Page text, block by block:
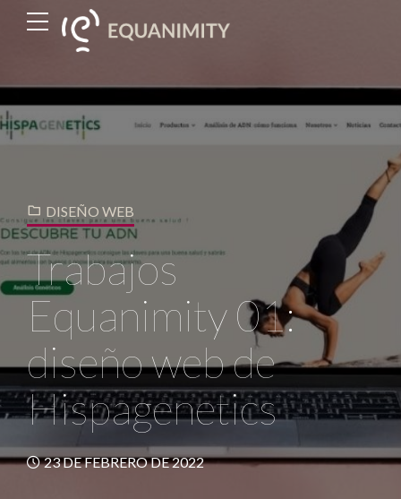
DISEÑO WEB
Trabajos
Equanimity 01:
diseño web de
Hispagenetics
23 DE FEBRERO DE 2022